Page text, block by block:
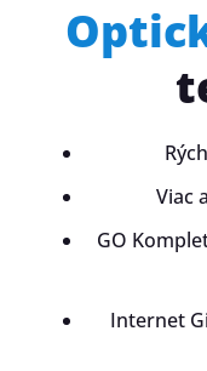
Viac
GO
Internet